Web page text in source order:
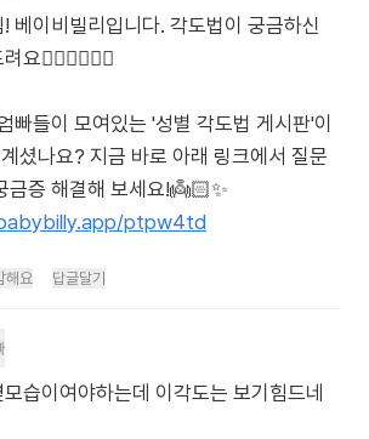
베이비빌리입니다. 각도법이 궁금하신
요🙋🏻‍♀️🙋🏻‍♂️
빠들이 모여있는 '성별 각도법 게시판'이
셨나요? 지금 바로 아래 링크에서 질문
금증 해결해 보세요!👼🏻✨
ptpw4td
해요 답글달기
습이여야하는데 이각도는 보기힘드네